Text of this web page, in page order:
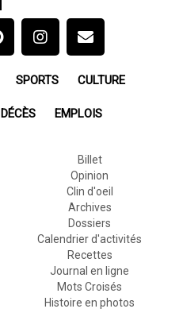
SPORTS CULTURE
DÉCÈS EMPLOIS
Billet
Opinion
Clin d'oeil
Archives
Dossiers
Calendrier d'activités
Recettes
Journal en ligne
Mots Croisés
Histoire en photos